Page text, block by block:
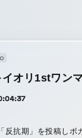
オリ1stワン
反抗期」を投稿しボ